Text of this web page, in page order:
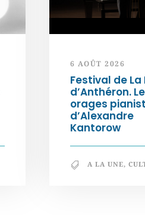
6 AOÛT 2026
Festival de La
d’Anthéron.
orages
d’Alexandre
Kantorow
A LA UNE,